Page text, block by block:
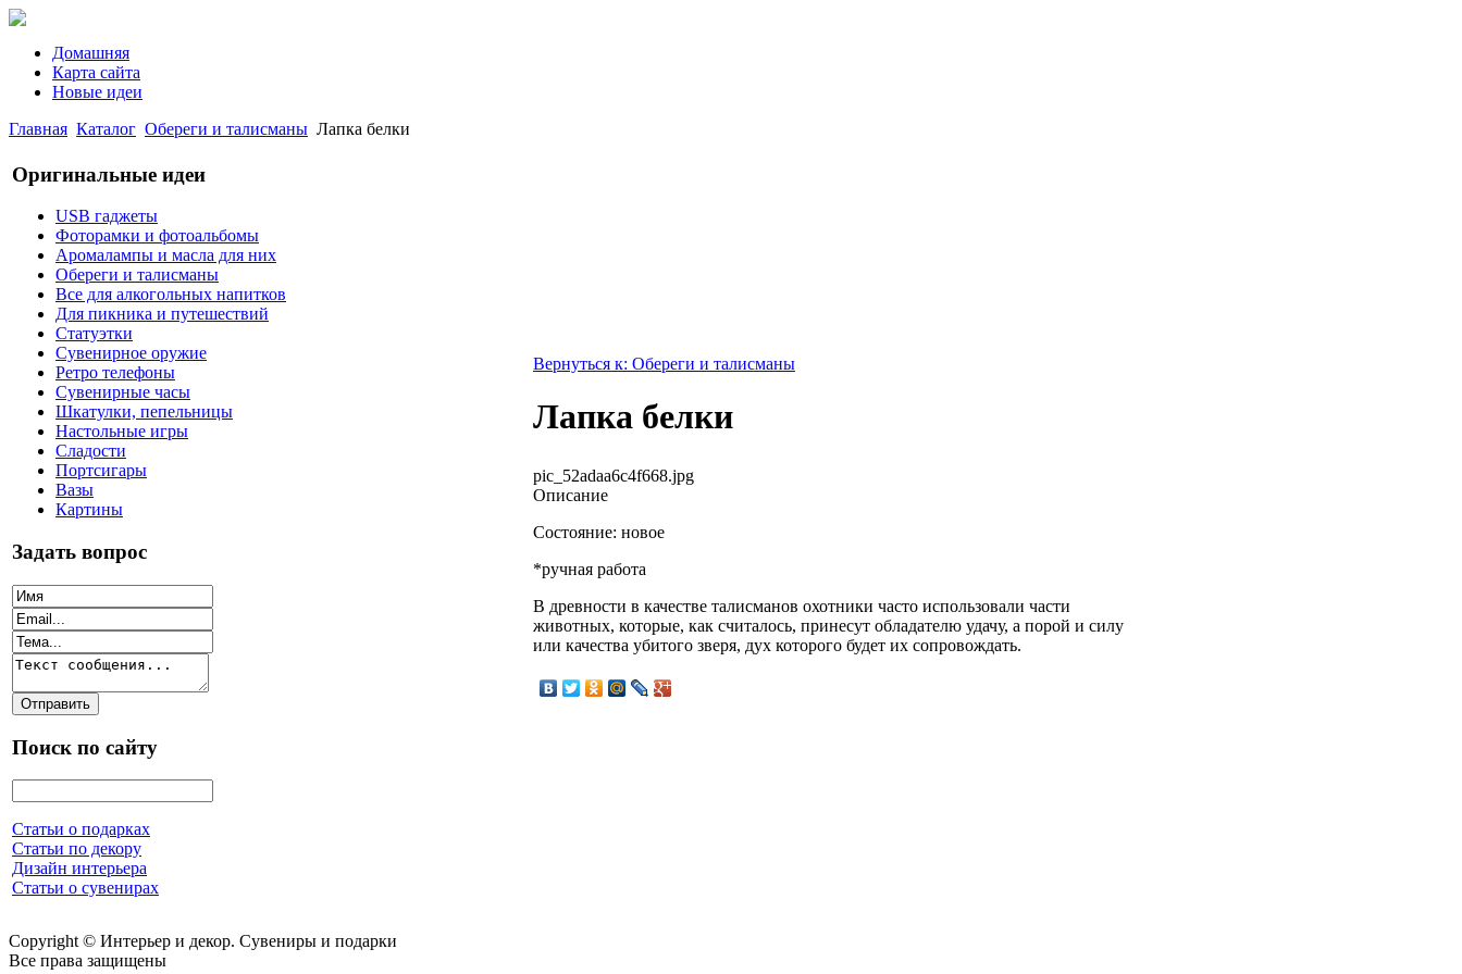
Домашняя
Карта сайта
Новые идеи
Главная Каталог Обереги и талисманы Лапка белки
Оригинальные идеи
USB гаджеты
Фоторамки и фотоальбомы
Аромалампы и масла для них
Обереги и талисманы
Все для алкогольных напитков
Для пикника и путешествий
Статуэтки
Сувенирное оружие
Ретро телефоны
Сувенирные часы
Шкатулки, пепельницы
Настольные игры
Сладости
Портсигары
Вазы
Картины
Задать вопрос
Поиск по сайту
Статьи о подарках
Статьи по декору
Дизайн интерьера
Статьи о сувенирах
Вернуться к: Обереги и талисманы
Лапка белки
pic_52adaa6c4f668.jpg
Описание
Состояние: новое
*ручная работа
В древности в качестве талисманов охотники часто использовали части
животных, которые, как считалось, принесут обладателю удачу, а порой и силу
или качества убитого зверя, дух которого будет их сопровождать.
Copyright © Интерьер и декор. Сувениры и подарки
Все права защищены